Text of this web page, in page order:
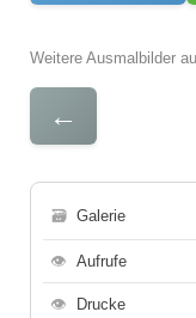
Weitere Ausmalbilder
←
🗃 Galerie
👁 Aufrufe
👁 Drucke